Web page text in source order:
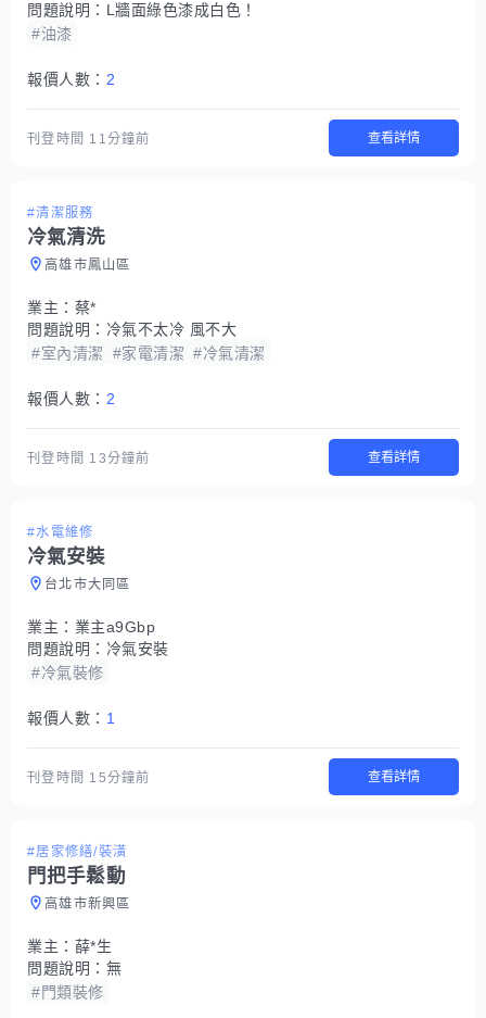
問題說明： L牆面綠色漆成白色！
#油漆
報價人數： 2
刊登時間 11分鐘前 查看詳情
#清潔服務
冷氣清洗
高雄市鳳山區
業主： 蔡*
問題說明： 冷氣不太冷 風不大
#室內清潔
#家電清潔 #冷氣清潔
報價人數： 2
刊登時間 13分鐘前 查看詳情
#水電維修
冷氣安裝
台北市大同區
業主： 業主a9Gbp
問題說明： 冷氣安裝
#冷氣裝修
報價人數： 1
刊登時間 15分鐘前 查看詳情
#居家修繕/裝潢
門把手鬆動
高雄市新興區
業主： 薛*生
問題說明： 無
#門類裝修